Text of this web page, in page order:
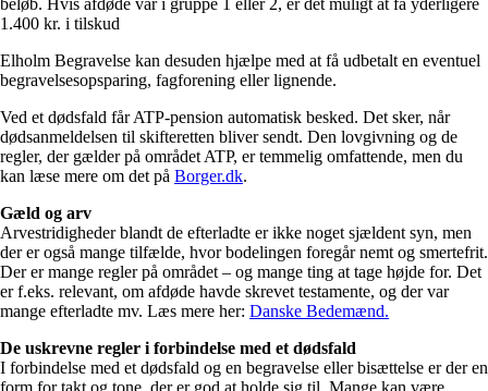
1.400 kr. i tilskud
Elholm Begravelse kan desuden hjælpe med at få udbetalt en eventuel
begravelsesopsparing, fagforening eller lignende.
Ved et dødsfald får ATP-pension automatisk besked. Det sker, når
dødsanmeldelsen til skifteretten bliver sendt. Den lovgivning og de
regler, der gælder på området ATP, er temmelig omfattende, men du
kan læse mere om det på Borger.dk.
Gæld og arv
Arvestridigheder blandt de efterladte er ikke noget sjældent syn, men
der er også mange tilfælde, hvor bodelingen foregår nemt og smertefrit.
Der er mange regler på området – og mange ting at tage højde for. Det
er f.eks. relevant, om afdøde havde skrevet testamente, og der var
mange efterladte mv. Læs mere her: Danske Bedemænd.
De uskrevne regler i forbindelse med et dødsfald
I forbindelse med et dødsfald og en begravelse eller bisættelse er der en
form for takt og tone, der er god at holde sig til. Mange kan være